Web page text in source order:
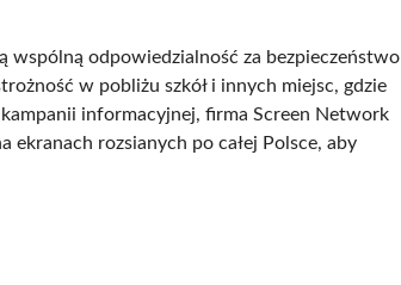
wspólną odpowiedzialność za bezpieczeństwo
w pobliżu szkół i innych miejsc, gdzie
informacyjnej, firma Screen Network
ekranach rozsianych po całej Polsce, aby